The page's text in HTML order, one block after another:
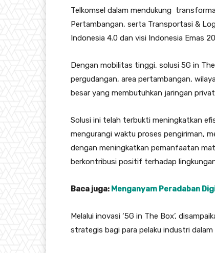
Telkomsel dalam mendukung
Pertambangan, serta Transportasi &
Indonesia 4.0 dan visi Indonesia Emas
Dengan mobilitas tinggi, solusi 5G in
pergudangan, area pertambangan,
besar yang membutuhkan jaringan
Solusi ini telah terbukti meningkatkan
mengurangi waktu proses pengiriman,
dengan meningkatkan pemanfaatan
berkontribusi positif terhadap
Baca juga: Menganyam Peradaban
Melalui inovasi ‘5G in The Box’,
strategis bagi para pelaku industri